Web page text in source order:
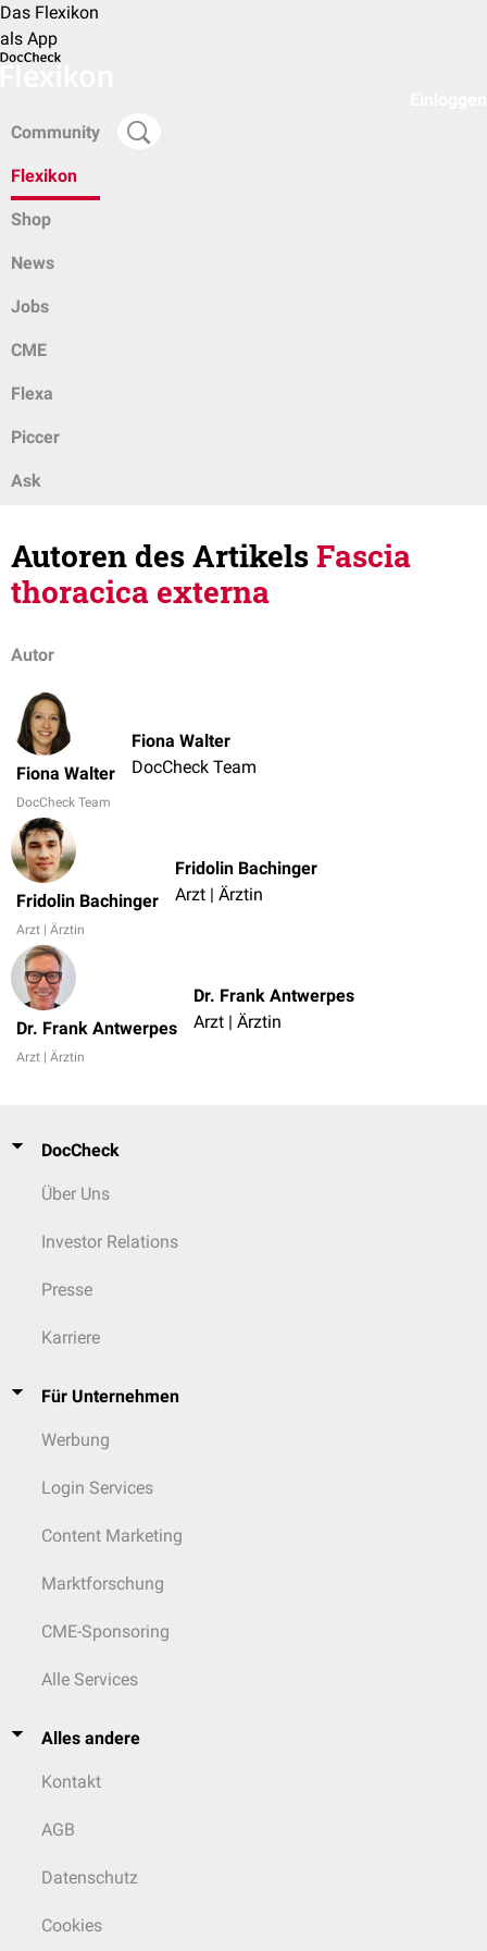
Das Flexikon
als App
Community
Flexikon
Shop
News
Jobs
CME
Flexa
Piccer
Ask
Autoren des ArtikelsFascia
thoracica externa
Autor
Fiona Walter
DocCheck Team
Fiona Walter
DocCheck Team
Fridolin Bachinger
Arzt | Ärztin
Fridolin Bachinger
Arzt | Ärztin
Dr. Frank Antwerpes
Arzt | Ärztin
Dr. Frank Antwerpes
Arzt | Ärztin
DocCheck
Über Uns
Investor Relations
Presse
Karriere
Für Unternehmen
Werbung
Login Services
Content Marketing
Marktforschung
CME-Sponsoring
Alle Services
Alles andere
Kontakt
AGB
Datenschutz
Cookies